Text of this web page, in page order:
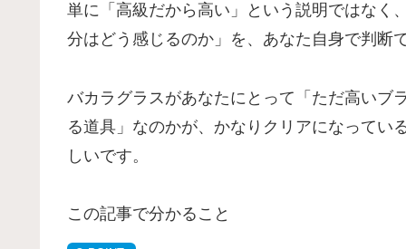
単に「高級だから高い」という説明ではなく
分はどう感じるのか」を、あなた自身で判断
バカラグラスがあなたにとって「ただ高いブ
る道具」なのかが、かなりクリアになってい
しいです。
この記事で分かること